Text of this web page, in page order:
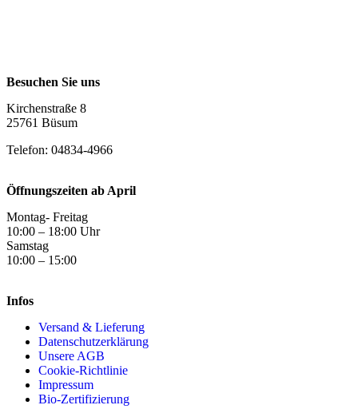
Besuchen Sie uns
Kirchenstraße 8
25761 Büsum
Telefon: 04834-4966
Öffnungszeiten ab April
Montag- Freitag
10:00 – 18:00 Uhr
Samstag
10:00 – 15:00
Infos
Versand & Lieferung
Datenschutzerklärung
Unsere AGB
Cookie-Richtlinie
Impressum
Bio-Zertifizierung